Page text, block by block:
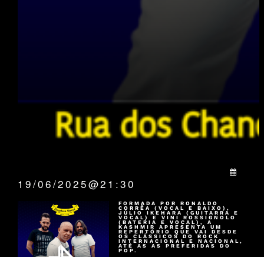
19/06/2025@21:30
FORMADA POR RONALDO
CORRÊA (VOCAL E BAIXO),
JÚLIO IKEHARA (GUITARRA E
VOCAL) E VINI ROSSIGNOLO
(BATERIA E VOCAL), A
KASHMIR APRESENTA UM
REPERTÓRIO QUE VAI DESDE
OS CLÁSSICOS DO ROCK
INTERNACIONAL E NACIONAL,
ATÉ AS AS PREFERIDAS DO
POP.